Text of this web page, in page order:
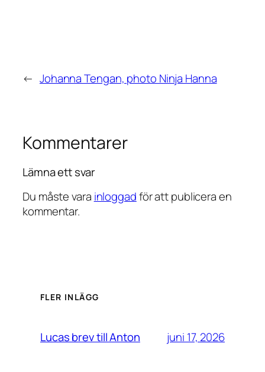
← Johanna Tengan, photo Ninja Hanna
Kommentarer
Lämna ett svar
Du måste vara inloggadför att publicera en
kommentar.
FLER INLÄGG
Lucas brev till Anton juni 17, 2026